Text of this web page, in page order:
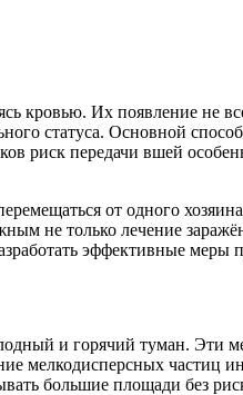
Их появление не
статуса. Основной
риск передачи вшей
от одного
не только лечение
эффективные
и горячий туман. Эти
мелкодисперсных частиц
большие площади без